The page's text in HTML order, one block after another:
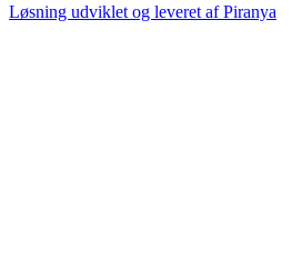
Løsning udviklet og leveret afPiranya